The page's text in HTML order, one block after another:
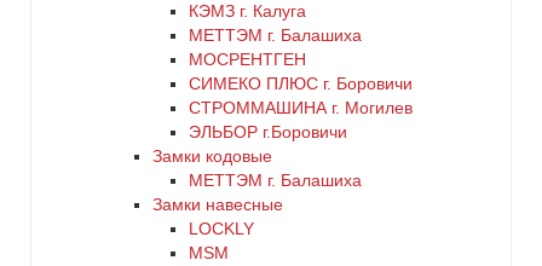
КЭМЗ г. Калуга
МЕТТЭМ г. Балашиха
МОСРЕНТГЕН
СИМЕКО ПЛЮС г. Боровичи
СТРОММАШИНА г. Могилев
ЭЛЬБОР г.Боровичи
Замки кодовые
МЕТТЭМ г. Балашиха
Замки навесные
LOCKLY
MSM